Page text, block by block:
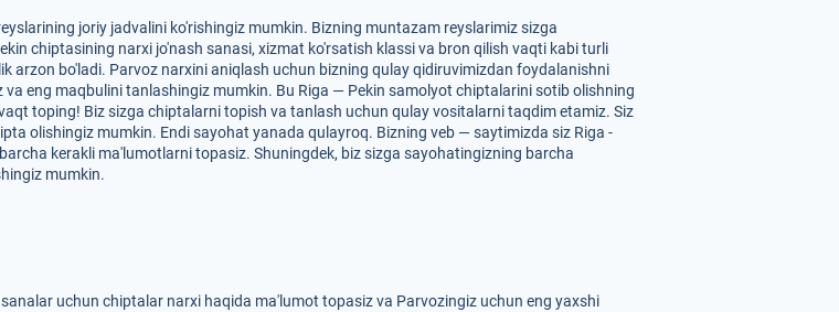
joriy jadvalini ko'rishingiz mumkin. Bizning muntazam reyslarimiz sizga
chiptasining narxi jo'nash sanasi, xizmat ko'rsatish klassi va bron qilish vaqti kabi turli
arzon bo'ladi. Parvoz narxini aniqlash uchun bizning qulay qidiruvimizdan foydalanishni
eng maqbulini tanlashingiz mumkin. Bu Riga — Pekin samolyot chiptalarini sotib olishning
toping! Biz sizga chiptalarni topish va tanlash uchun qulay vositalarni taqdim etamiz. Siz
olishingiz mumkin. Endi sayohat yanada qulayroq. Bizning veb — saytimizda siz Riga -
kerakli ma'lumotlarni topasiz. Shuningdek, biz sizga sayohatingizning barcha
mumkin.
uchun chiptalar narxi haqida ma'lumot topasiz va Parvozingiz uchun eng yaxshi